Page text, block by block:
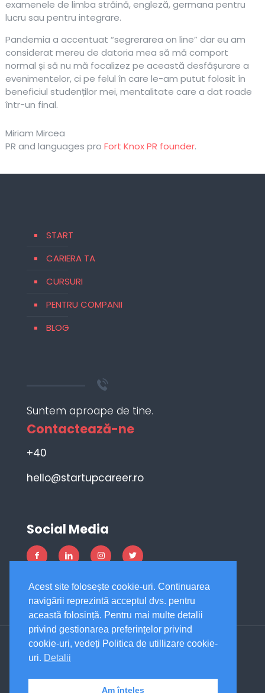
examenele de limba străină, engleză, germana pentru
lucru sau pentru integrare.
Pandemia a accentuat “segrerarea on line” dar eu am
considerat mereu de datoria mea să mă comport
normal și să nu mă focalizez pe această desfășurare a
evenimentelor, ci pe felul în care le-am putut folosit în
beneficiul studenților mei, mentalitate care a dat roade
într-un final.
Miriam Mircea
PR and languages pro Fort Knox PR founder.
START
CARIERA TA
CURSURI
PENTRU COMPANII
BLOG
Suntem aproape de tine.
Contactează-ne
+40
hello@startupcareer.ro
Social Media
Reserved | Designed by
Acest site folosește cookie-uri. Continuarea
navigării reprezintă acceptul dvs. pentru
această folosință. Pentru mai multe detalii
privind gestionarea preferințelor privind
cookie-uri, vedeți Politica de utillizare cookie-
uri. Detalii
Am înțeles